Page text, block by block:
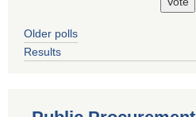
Older polls
Results